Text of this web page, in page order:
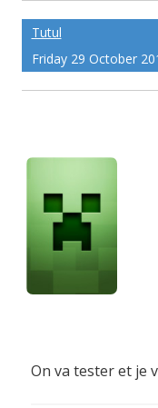
Tutul
Friday 29 October
On va tester et je